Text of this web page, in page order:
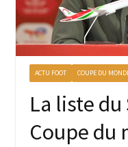
ACTU FOOT COUPE DU
La liste
Coupe du